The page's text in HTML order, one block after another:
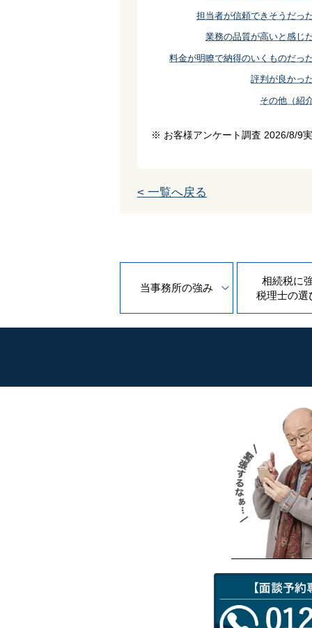
担当者が信頼できそうだっ
業務の品質が高いと感じ
料金が明瞭で納得のいくものだっ
評判が良かっ
その他（紹
※ お客様アンケート調査 2026/8/9
< 一覧へ戻る
当事務所の強み
相続税に
税理士の選